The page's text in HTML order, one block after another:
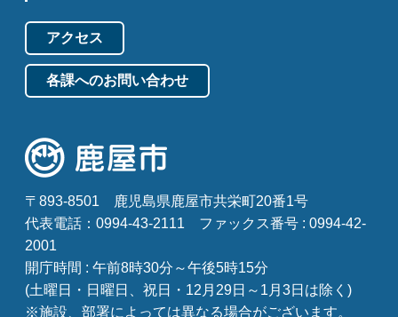
アクセス
各課へのお問い合わせ
〒893-8501
鹿児島県鹿屋市共栄町20番1号
代表電話：0994-43-2111
ファックス番号 : 0994-42-
2001
開庁時間 : 午前8時30分～午後5時15分
(土曜日・日曜日、祝日・12月29日～1月3日は除く)
※施設、部署によっては異なる場合がございます。